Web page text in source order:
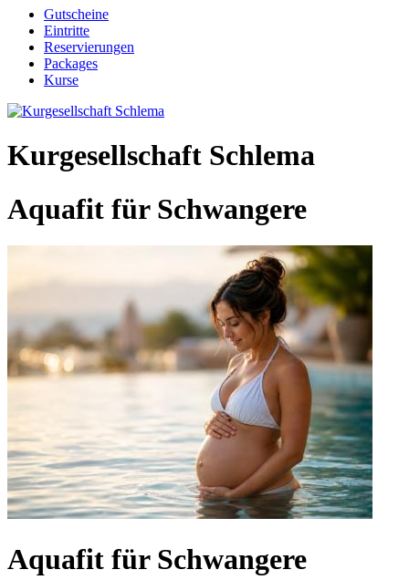
Gutscheine
Eintritte
Reservierungen
Packages
Kurse
Kurgesellschaft Schlema
Aquafit für Schwangere
Aquafit für Schwangere